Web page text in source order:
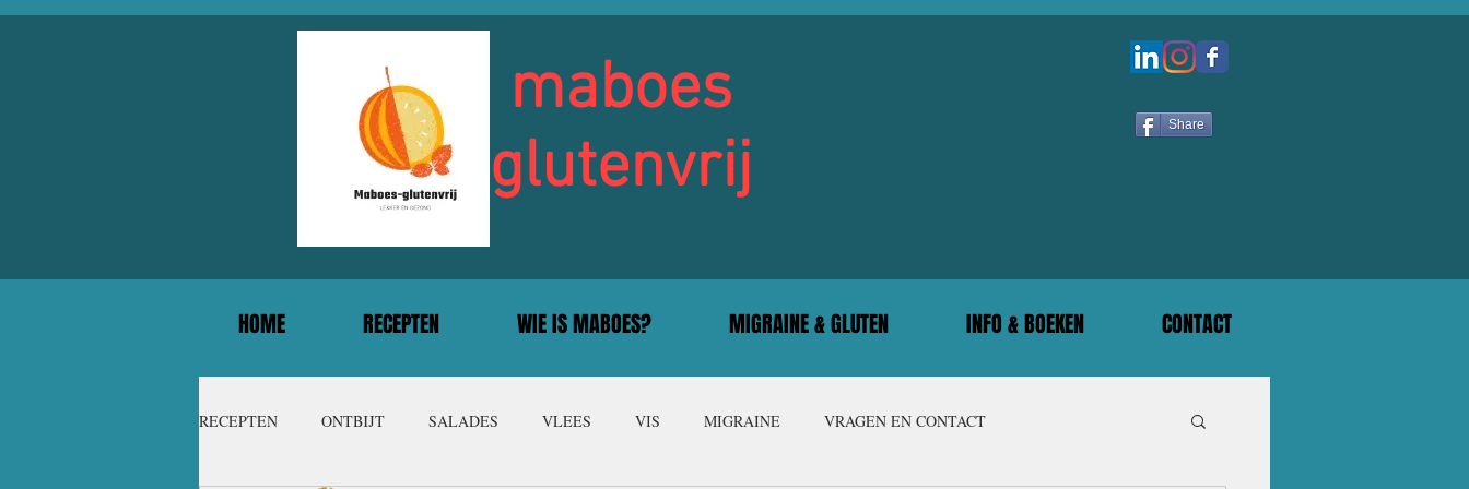
maboes
glutenvrij
Share
HOME RECEPTEN WIE IS MABOES? MIGRAINE & GLUTEN INFO & BOEKEN CONTACT
RECEPTEN ONTBIJT SALADES VLEES VIS MIGRAINE VRAGEN EN CONTACT